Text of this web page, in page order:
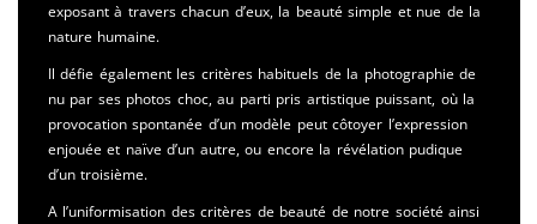
exposant à travers chacun d’eux, la beauté simple et nue de la
nature humaine.
Il défie également les critères habituels de la photographie de
nu par ses photos choc, au parti pris artistique puissant, où la
provocation spontanée d’un modèle peut côtoyer l’expression
enjouée et naïve d’un autre, ou encore la révélation pudique
d’un troisième.
A l’uniformisation des critères de beauté de notre société ainsi